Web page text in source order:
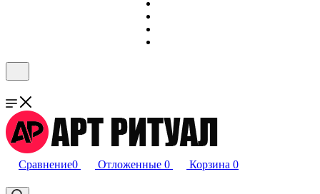
Сравнение0 Отложенные 0 Корзина 0